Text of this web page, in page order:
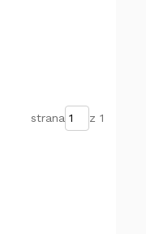
strana z 1